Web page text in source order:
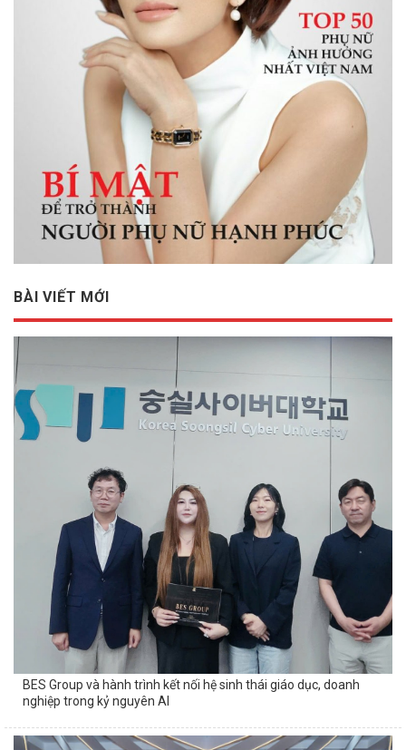
BÀI VIẾT MỚI
BES Group và hành trình kết nối hệ sinh thái giáo dục, doanh
nghiệp trong kỷ nguyên AI